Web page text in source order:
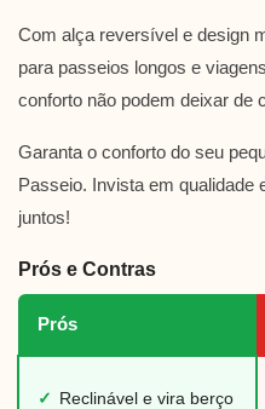
Com alça reversível e design
para passeios longos e
conforto não podem deixar de
Garanta o conforto do seu
Passeio. Invista em qualidade
juntos!
Prós e Contras
Prós
✓ Reclinável e vira berço